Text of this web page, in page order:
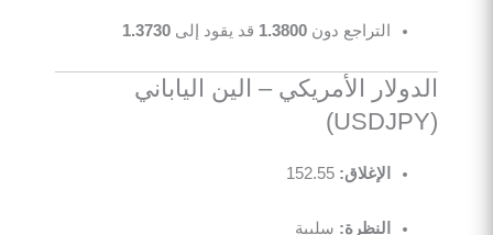
التراجع دون1.3800 قد يقود إلى1.3730
الدولار الأمريكي – الين الياباني
(USDJPY)
الإغلاق: 152.55
النظرة: سلبية